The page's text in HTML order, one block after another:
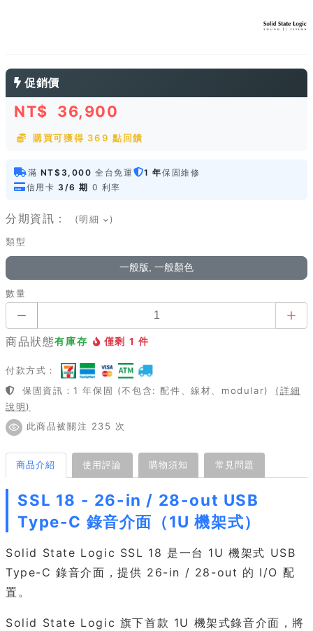
促銷價
NT$ 36,900
購買可獲得 369 點回饋
滿 NT$3,000 全台免運 1 年保固維修
信用卡 3/6 期 0 利率
分期資訊： (明細 )
類型
一般版, 一般顏色
數量
商品狀態有庫存 僅剩 1 件
付款方式：
保固資訊：1 年保固 (不包含: 配件、線材、modular)
(詳細
說明)
此商品被關注 235 次
商品介紹 使用評論 購物須知 常見問題
SSL 18 - 26-in / 28-out USB
Type-C 錄音介面（1U 機架式）
Solid State Logic SSL 18 是一台 1U 機架式 USB
Type-C 錄音介面，提供 26-in / 28-out 的 I/O 配
置。
Solid State Logic 旗下首款 1U 機架式錄音介面，將